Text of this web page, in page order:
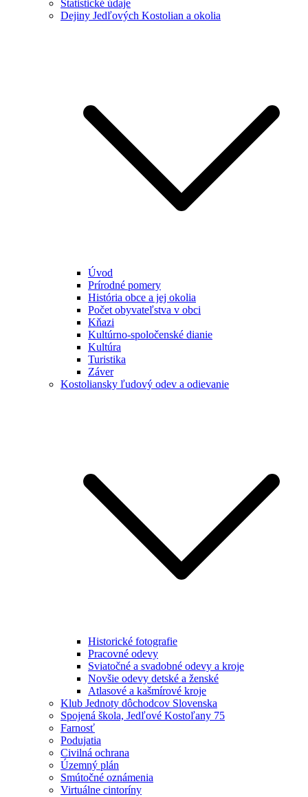
Štatistické údaje
Dejiny Jedľových Kostolian a okolia
Úvod
Prírodné pomery
História obce a jej okolia
Počet obyvateľstva v obci
Kňazi
Kultúrno-spoločenské dianie
Kultúra
Turistika
Záver
Kostoliansky ľudový odev a odievanie
Historické fotografie
Pracovné odevy
Sviatočné a svadobné odevy a kroje
Novšie odevy detské a ženské
Atlasové a kašmírové kroje
Klub Jednoty dôchodcov Slovenska
Spojená škola, Jedľové Kostoľany 75
Farnosť
Podujatia
Civilná ochrana
Územný plán
Smútočné oznámenia
Virtuálne cintoríny